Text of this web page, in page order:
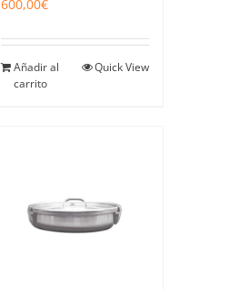
600,00€
Añadir al
carrito
Quick View